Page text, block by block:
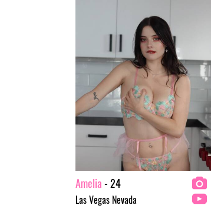
Amelia- 24
Las Vegas Nevada